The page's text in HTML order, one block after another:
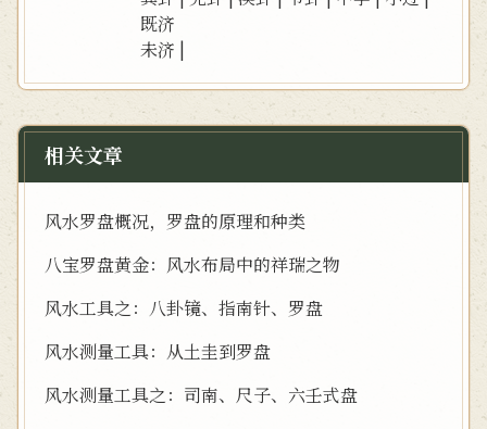
既济
未济 |
相关文章
风水罗盘概况，罗盘的原理和种类
八宝罗盘黄金：风水布局中的祥瑞之物
风水工具之：八卦镜、指南针、罗盘
风水测量工具：从土圭到罗盘
风水测量工具之：司南、尺子、六壬式盘